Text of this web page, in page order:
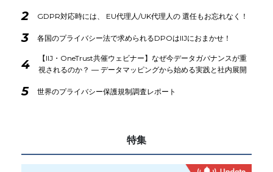
2 GDPR対応時には、 EU代理人/UK代理人の 選任もお忘れなく！
3 各国のプライバシー法で求められるDPOはIIJにおまかせ！
4
【IIJ・OneTrust共催ウェビナー】なぜ今データガバナンスが重
視されるのか？ ― データマッピングから始める実践と社内展開
5 世界のプライバシー保護規制調査レポート
特集